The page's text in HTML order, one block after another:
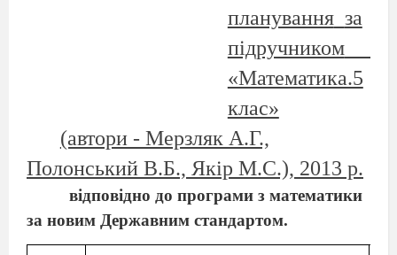
планування за
підручником
«Математика.5
клас»
(автори - Мерзляк А.Г.,
Полонський В.Б., Якір М.С.), 2013 р.
відповідно до програми з математики
за новим Державним стандартом.